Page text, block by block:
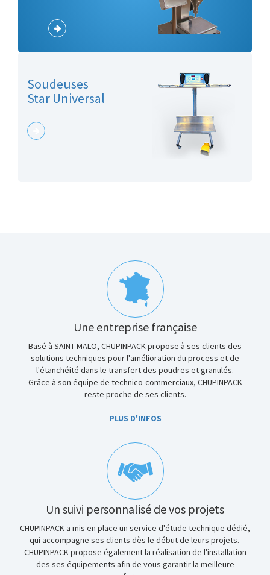
Soudeuses
Star Universal
Une entreprise française
Basé à SAINT MALO, CHUPINPACK propose à ses clients des
solutions techniques pour l'amélioration du process et de
l'étanchéité dans le transfert des poudres et granulés.
Grâce à son équipe de technico-commerciaux, CHUPINPACK
reste proche de ses clients.
PLUS D'INFOS
Un suivi personnalisé de vos projets
CHUPINPACK a mis en place un service d'étude technique dédié,
qui accompagne ses clients dès le début de leurs projets.
CHUPINPACK propose également la réalisation de l'installation
des ses équipements afin de vous garantir la meilleure